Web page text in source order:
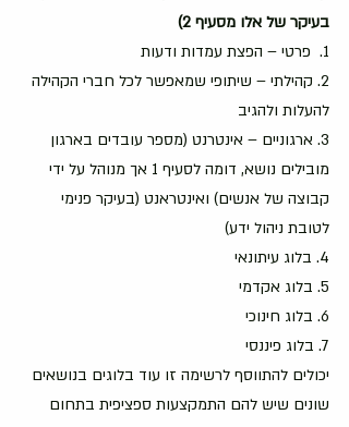
בעיקר של אלו מסעיף 2)
1.  פרטי – הפצת עמדות ודעות
2. קהילתי – שיתופי שמאפשר לכל חברי הקהילה
להעלות ולהגיב
3. ארגוניים – אינטרנט (מספר עובדים בארגון
מובילים נושא, דומה לסעיף 1 אך מנוהל על ידי
קבוצה של אנשים) ואינטראנט (בעיקר פנימי
לטובת ניהול ידע)
4. בלוג עיתונאי
5. בלוג אקדמי
6. בלוג חינוכי
7. בלוג פיננסי
יכולים להתווסף לרשימה זו עוד בלוגים בנושאים
שונים שיש להם התמקצעות ספציפית בתחום